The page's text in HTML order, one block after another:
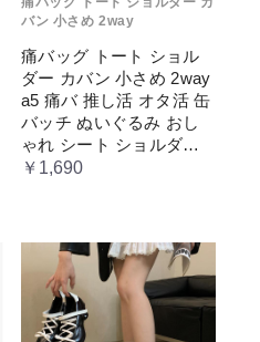
バン 小さめ 2way
痛バッグ トート ショル
ダー カバン 小さめ 2way
a5 痛バ 推し活 オタ活 缶
バッチ ぬいぐるみ おし
ゃれ シート ショルダー
バッグ 透明 ポケット ク
￥1,690